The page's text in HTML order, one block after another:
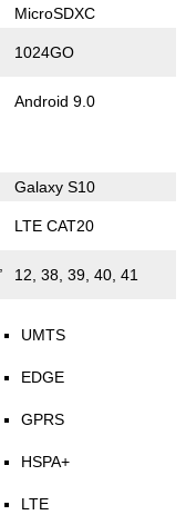
MicroSDXC
1024GO
Android 9.0
Galaxy S10
LTE CAT20
12, 38, 39, 40, 41
UMTS
EDGE
GPRS
HSPA+
LTE